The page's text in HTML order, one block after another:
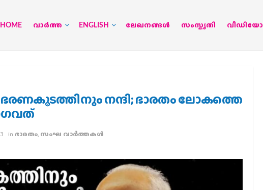
HOME വാര്‍ത്ത ENGLISH ലേഖനങ്ങള്‍ സംസ്കൃതി വീഡിയോ
നന്ദി; ഭാരതം ലോകത്തെ
in ഭാരതം, സംഘ വാര്‍ത്തകള്‍